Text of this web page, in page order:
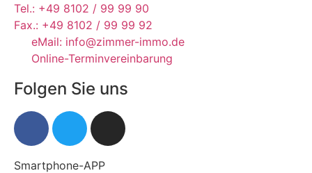
Tel.: +49 8102 / 99 99 90
Fax.: +49 8102 / 99 99 92
eMail: info@zimmer-immo.de
Online-Terminvereinbarung
Folgen Sie uns
Smartphone-APP